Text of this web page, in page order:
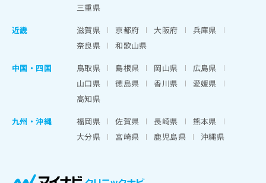
三重県
近畿
滋賀県 京都府 大阪府
兵庫県
奈良県
和歌山県
中国・四国
鳥取県 島根県 岡山県
広島県
山口県
徳島県 香川県
愛媛県
高知県
九州・沖縄
福岡県 佐賀県 長崎県
熊本県
大分県
宮崎県 鹿児島県 沖縄県